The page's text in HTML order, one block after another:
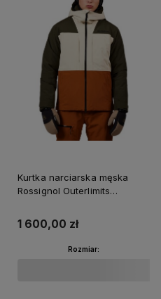
Kurtka narciarska męska
Rossignol Outerlimits
1 600,00 zł
Rozmiar: